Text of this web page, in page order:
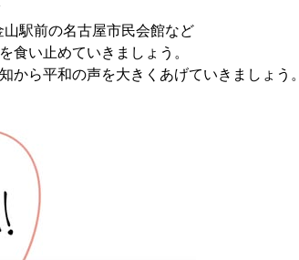
駅前の名古屋市民会館など
食い止めていきましょう。
から平和の声を大きくあげていきましょう。